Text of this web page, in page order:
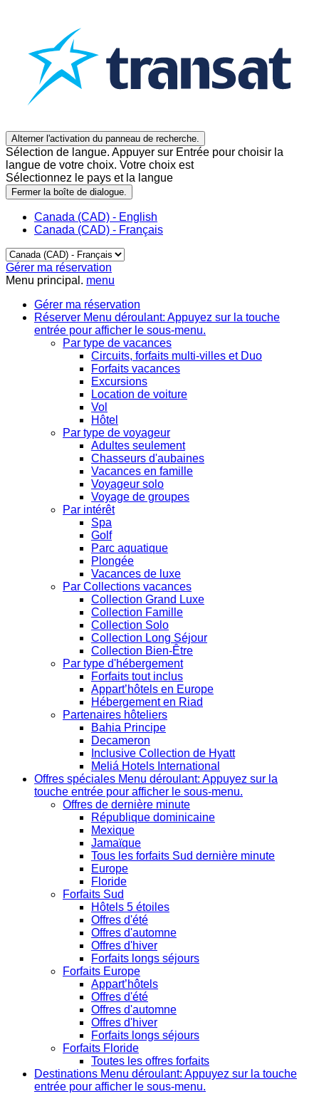
Alterner l'activation du panneau de recherche.
Sélection de langue. Appuyer sur Entrée pour choisir la
langue de votre choix. Votre choix est
Sélectionnez le pays et la langue
Fermer la boîte de dialogue.
Canada (CAD) - English
Canada (CAD) - Français
Gérer ma réservation
Menu principal. menu
Gérer ma réservation
Réserver Menu déroulant: Appuyez sur la touche
entrée pour afficher le sous-menu.
Par type de vacances
Circuits, forfaits multi-villes et Duo
Forfaits vacances
Excursions
Location de voiture
Vol
Hôtel
Par type de voyageur
Adultes seulement
Chasseurs d'aubaines
Vacances en famille
Voyageur solo
Voyage de groupes
Par intérêt
Spa
Golf
Parc aquatique
Plongée
Vacances de luxe
Par Collections vacances
Collection Grand Luxe
Collection Famille
Collection Solo
Collection Long Séjour
Collection Bien-Être
Par type d'hébergement
Forfaits tout inclus
Appart’hôtels en Europe
Hébergement en Riad
Partenaires hôteliers
Bahia Principe
Decameron
Inclusive Collection de Hyatt
Meliá Hotels International
Offres spéciales Menu déroulant: Appuyez sur la
touche entrée pour afficher le sous-menu.
Offres de dernière minute
République dominicaine
Mexique
Jamaïque
Tous les forfaits Sud dernière minute
Europe
Floride
Forfaits Sud
Hôtels 5 étoiles
Offres d'été
Offres d'automne
Offres d'hiver
Forfaits longs séjours
Forfaits Europe
Appart’hôtels
Offres d'été
Offres d'automne
Offres d'hiver
Forfaits longs séjours
Forfaits Floride
Toutes les offres forfaits
Destinations Menu déroulant: Appuyez sur la touche
entrée pour afficher le sous-menu.